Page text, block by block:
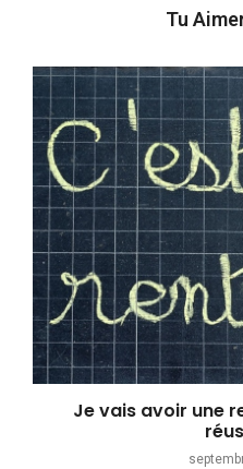
Tu
Je vais avoir une